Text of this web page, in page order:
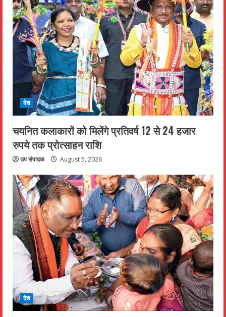
देश
चयनित कलाकारों को मिलेंगे प्रतिवर्ष 12 से 24 हजार
रुपये तक प्रोत्साहन राशि
उप संपादक August 5, 2026
देश